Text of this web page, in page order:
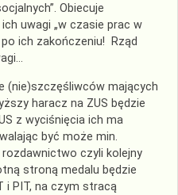
Obiecuje
uwagi „w czasie prac w
ich zakończeniu! Rząd
(nie)szczęśliwców mających
haracz na ZUS będzie
z wyciśnięcia ich ma
być może min.
czyli kolejny
stroną medalu będzie
i PIT, na czym stracą